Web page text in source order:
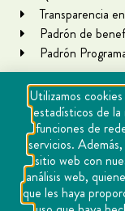
Transparencia
Padrón de
Padrón
Utilizamos
estadísticos de la
funciones de
servicios.
sitio web con
análisis web,
que les haya